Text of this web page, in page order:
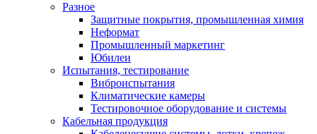
Разное
Защитные покрытия, промышленная химия
Неформат
Промышленный маркетинг
Юбилеи
Испытания, тестирование
Виброиспытания
Климатические камеры
Тестировочное оборудование и системы
Кабельная продукция